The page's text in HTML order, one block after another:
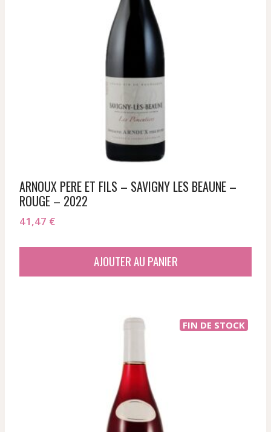
ARNOUX PERE ET FILS – SAVIGNY LES BEAUNE –
ROUGE – 2022
41,47 €
AJOUTER AU PANIER
FIN DE STOCK